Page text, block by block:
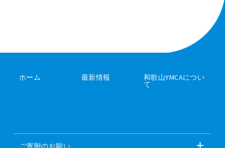
ホーム 最新情報 和歌山YMCAについ
て
ご寄附のお願い